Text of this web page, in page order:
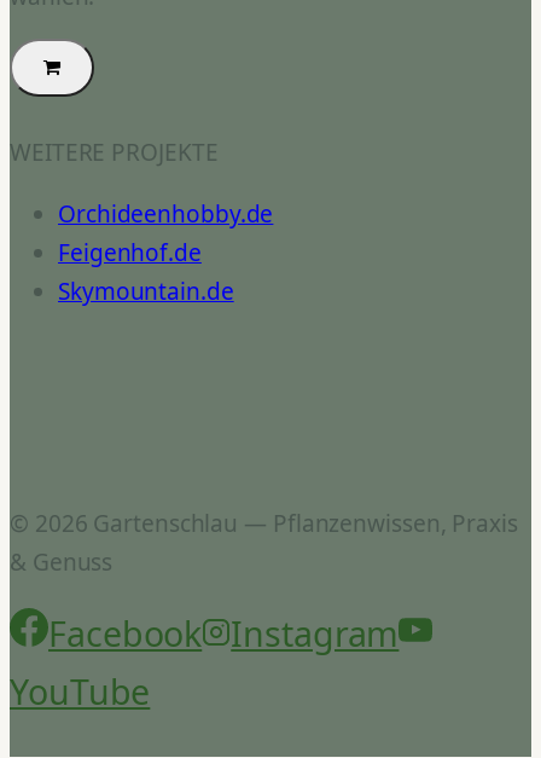
WEITERE PROJEKTE
Orchideenhobby.de
Feigenhof.de
Skymountain.de
© 2026 Gartenschlau — Pflanzenwissen, Praxis
& Genuss
Facebook
Instagram
YouTube